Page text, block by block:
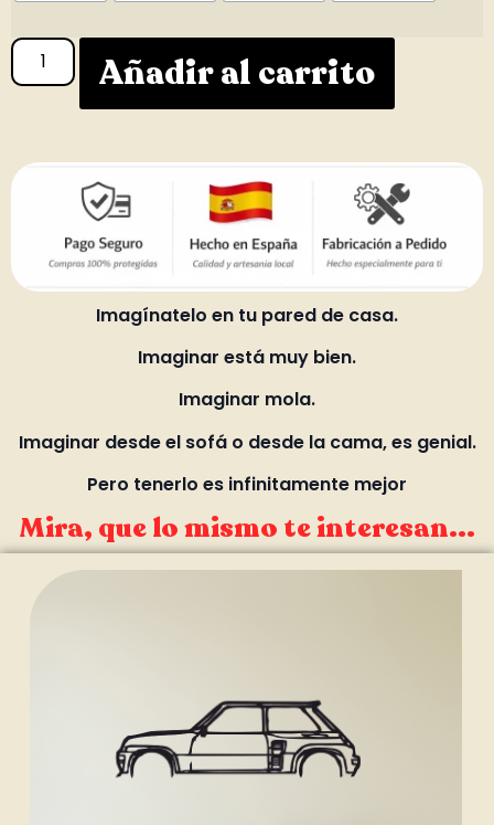
Añadir al carrito
Imagínatelo en tu pared de casa.
Imaginar está muy bien.
Imaginar mola.
Imaginar desde el sofá o desde la cama, es genial.
Pero tenerlo es infinitamente mejor
Mira, que lo mismo te interesan...